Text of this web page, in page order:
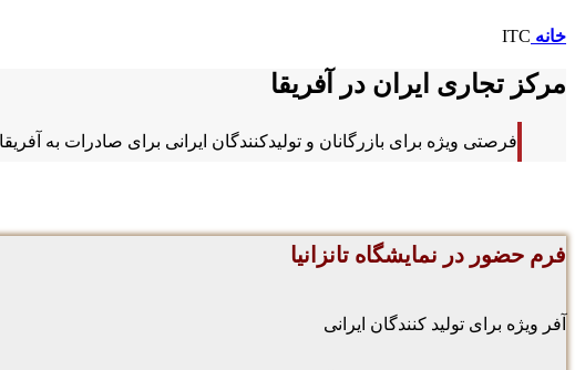
خانه ITC
مرکز تجاری ایران در آفریقا
فرصتی ویژه برای بازرگانان و تولیدکنندگان ایرانی برای صادرات به آفریقا
فرم حضور در نمایشگاه تانزانیا
آفر ویژه برای تولید کنندگان ایرانی